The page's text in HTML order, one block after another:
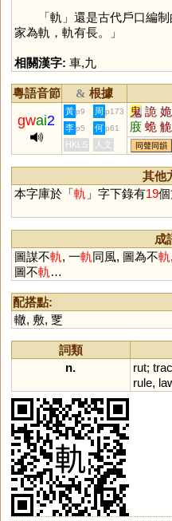
「軌 」還是古代戶口編
家為軌，軌有長。」
相關漢字: 車,九
粵語音節 & 根據
gwai2
黃 p9 周 p173 鬼 詭 姽
庪 蛫 觤
垝 庋 朹
李 p5 何 p61
HKLS 人文 同聲同韻
其他
本字庫於「軌 」字下錄有19
成
圖謀不軌, 一軌同風, 圖為不軌
圖不軌 …
配搭點:
轍, 敷, 覂
詞類
n.
rut;
rule,